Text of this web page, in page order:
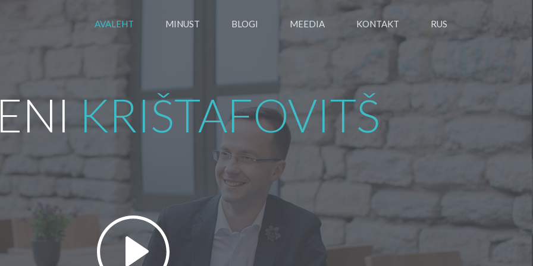
AVALEHT MINUST BLOGI MEEDIA KONTAKT RUS
KRIŠTAFOVITŠ